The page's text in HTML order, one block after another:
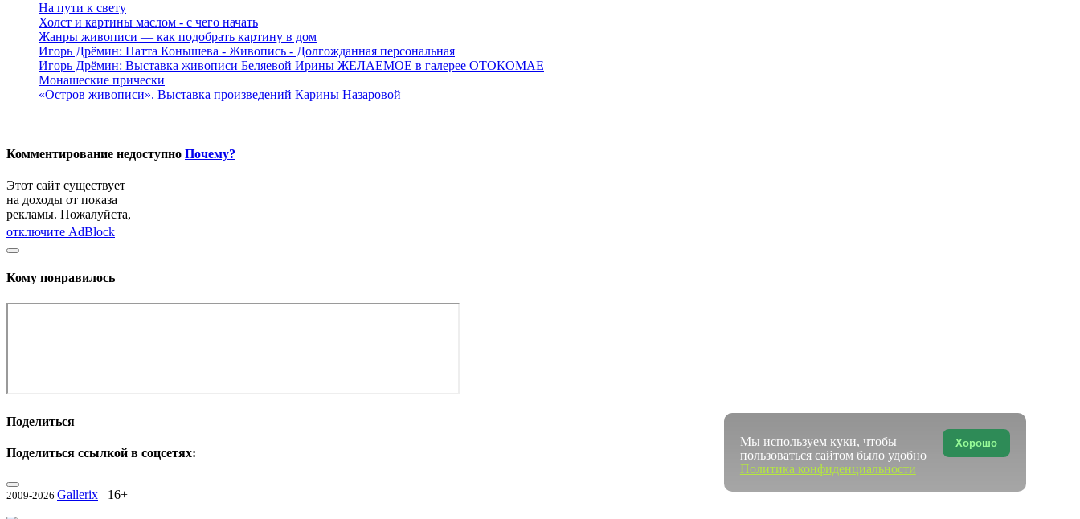
На пути к свету
Холст и картины маслом - с чего начать
Жанры живописи — как подобрать картину в дом
Игорь Дрёмин: Натта Конышева - Живопись - Долгожданная персональная
Игорь Дрёмин: Выставка живописи Беляевой Ирины ЖЕЛАЕМОЕ в галерее ОТОКОМАЕ
Монашеские прически
«Остров живописи». Выставка произведений Карины Назаровой
Комментирование недоступно Почему?
Этот сайт существует
на доходы от показа
рекламы. Пожалуйста,
отключите AdBlock
Кому понравилось
Поделиться
Поделиться ссылкой в соцсетях:
2009-2026 Gallerix 16+
Хорошо
Мы используем куки, чтобы
пользоваться сайтом было удобно
Политика конфиденциальности